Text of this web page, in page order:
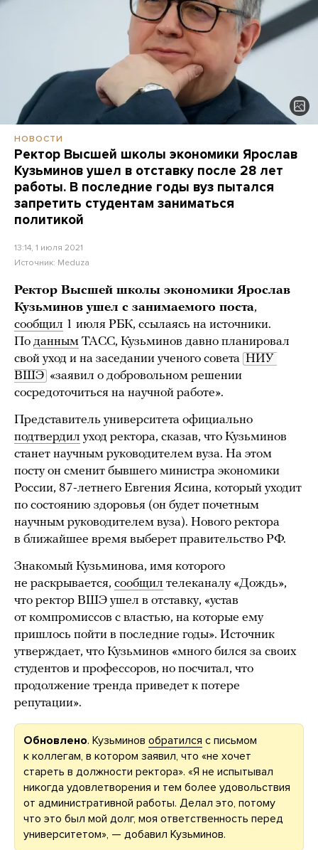
НОВОСТИ
Ректор Высшей школы экономики Ярослав
Кузьминов ушел в отставку после 28 лет
работы. В последние годы вуз пытался
запретить студентам заниматься
политикой
13:14, 1 июля 2021
Источник: Meduza
Ректор Высшей школы экономики Ярослав
Кузьминов ушел с занимаемого поста,
сообщил 1 июля РБК, ссылаясь на источники.
По данным ТАСС, Кузьминов давно планировал
свой уход и на заседании ученого совета НИУ
ВШЭ «заявил о добровольном решении
сосредоточиться на научной работе».
Представитель университета официально
подтвердил уход ректора, сказав, что Кузьминов
станет научным руководителем вуза. На этом
посту он сменит бывшего министра экономики
России, 87-летнего Евгения Ясина, который уходит
по состоянию здоровья (он будет почетным
научным руководителем вуза). Нового ректора
в ближайшее время выберет правительство РФ.
Знакомый Кузьминова, имя которого
не раскрывается, сообщил телеканалу «Дождь»,
что ректор ВШЭ ушел в отставку, «устав
от компромиссов с властью, на которые ему
пришлось пойти в последние годы». Источник
утверждает, что Кузьминов «много бился за своих
студентов и профессоров, но посчитал, что
продолжение тренда приведет к потере
репутации».
Обновлено. Кузьминов обратился с письмом
к коллегам, в котором заявил, что «не хочет
стареть в должности ректора». «Я не испытывал
никогда удовлетворения и тем более удовольствия
от административной работы. Делал это, потому
что это был мой долг, моя ответственность перед
университетом», — добавил Кузьминов.